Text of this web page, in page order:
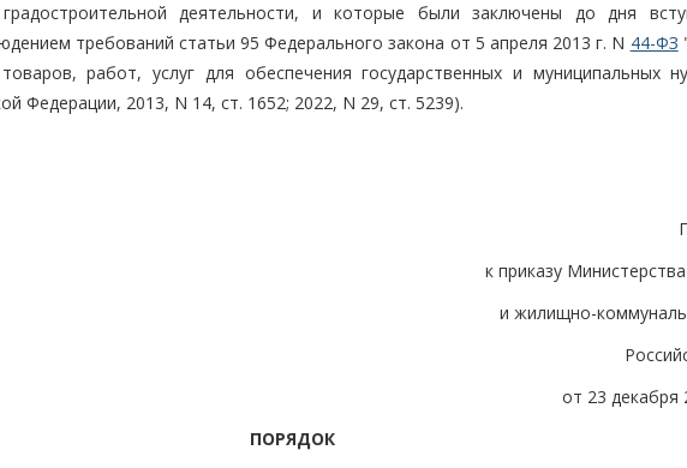
деятельности, и которые были заключены до дня
требований статьи 95 Федерального закона от 5 апреля 2013 г. N 44-ФЗ
работ, услуг для обеспечения государственных и муниципальных
Федерации, 2013, N 14, ст. 1652; 2022, N 29, ст. 5239).
к приказу
и жилищно-
от 23 декабря
ПОРЯДОК